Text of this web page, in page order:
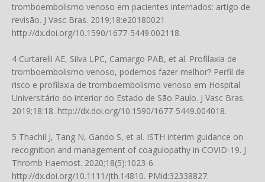
tromboembolismo venoso em pacientes internados: artigo de
revisão. J Vasc Bras. 2019;18:e20180021.
http://dx.doi.org/10.1590/1677-5449.002118.
4 Curtarelli AE, Silva LPC, Camargo PAB, et al. Profilaxia de
tromboembolismo venoso, podemos fazer melhor? Perfil de
risco e profilaxia de tromboembolismo venoso em Hospital
Universitário do interior do Estado de São Paulo. J Vasc Bras.
2019;18:18. http://dx.doi.org/10.1590/1677-5449.004018.
5 Thachil J, Tang N, Gando S, et al. ISTH interim guidance on
recognition and management of coagulopathy in COVID-19. J
Thromb Haemost. 2020;18(5):1023-6.
http://dx.doi.org/10.1111/jth.14810. PMid:32338827.